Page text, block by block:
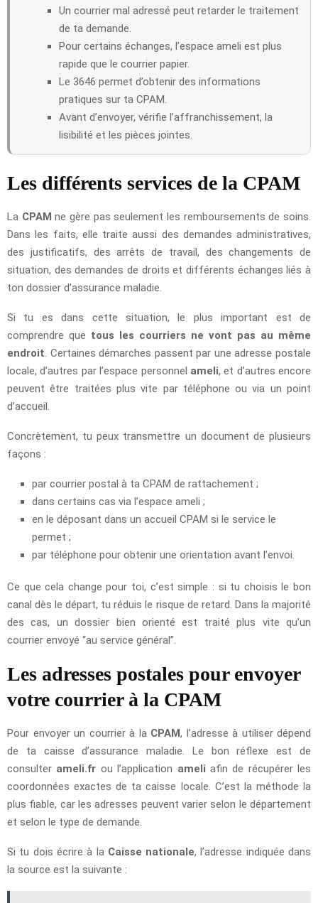
Un courrier mal adressé peut retarder le traitement
de ta demande.
Pour certains échanges, l’espace ameli est plus
rapide que le courrier papier.
Le 3646 permet d’obtenir des informations
pratiques sur ta CPAM.
Avant d’envoyer, vérifie l’affranchissement, la
lisibilité et les pièces jointes.
Les différents services de la CPAM
La CPAM ne gère pas seulement les remboursements de soins.
Dans les faits, elle traite aussi des demandes administratives,
des justificatifs, des arrêts de travail, des changements de
situation, des demandes de droits et différents échanges liés à
ton dossier d’assurance maladie.
Si tu es dans cette situation, le plus important est de
comprendre que tous les courriers ne vont pas au même
endroit . Certaines démarches passent par une adresse postale
locale, d’autres par l’espace personnel ameli, et d’autres encore
peuvent être traitées plus vite par téléphone ou via un point
d’accueil.
Concrètement, tu peux transmettre un document de plusieurs
façons :
par courrier postal à ta CPAM de rattachement ;
dans certains cas via l’espace ameli ;
en le déposant dans un accueil CPAM si le service le
permet ;
par téléphone pour obtenir une orientation avant l’envoi.
Ce que cela change pour toi, c’est simple : si tu choisis le bon
canal dès le départ, tu réduis le risque de retard. Dans la majorité
des cas, un dossier bien orienté est traité plus vite qu’un
courrier envoyé “au service général”.
Les adresses postales pour envoyer
votre courrier à la CPAM
Pour envoyer un courrier à la CPAM, l’adresse à utiliser dépend
de ta caisse d’assurance maladie. Le bon réflexe est de
consulter ameli.fr ou l’application ameli afin de récupérer les
coordonnées exactes de ta caisse locale. C’est la méthode la
plus fiable, car les adresses peuvent varier selon le département
et selon le type de demande.
Si tu dois écrire à la Caisse nationale, l’adresse indiquée dans
la source est la suivante :